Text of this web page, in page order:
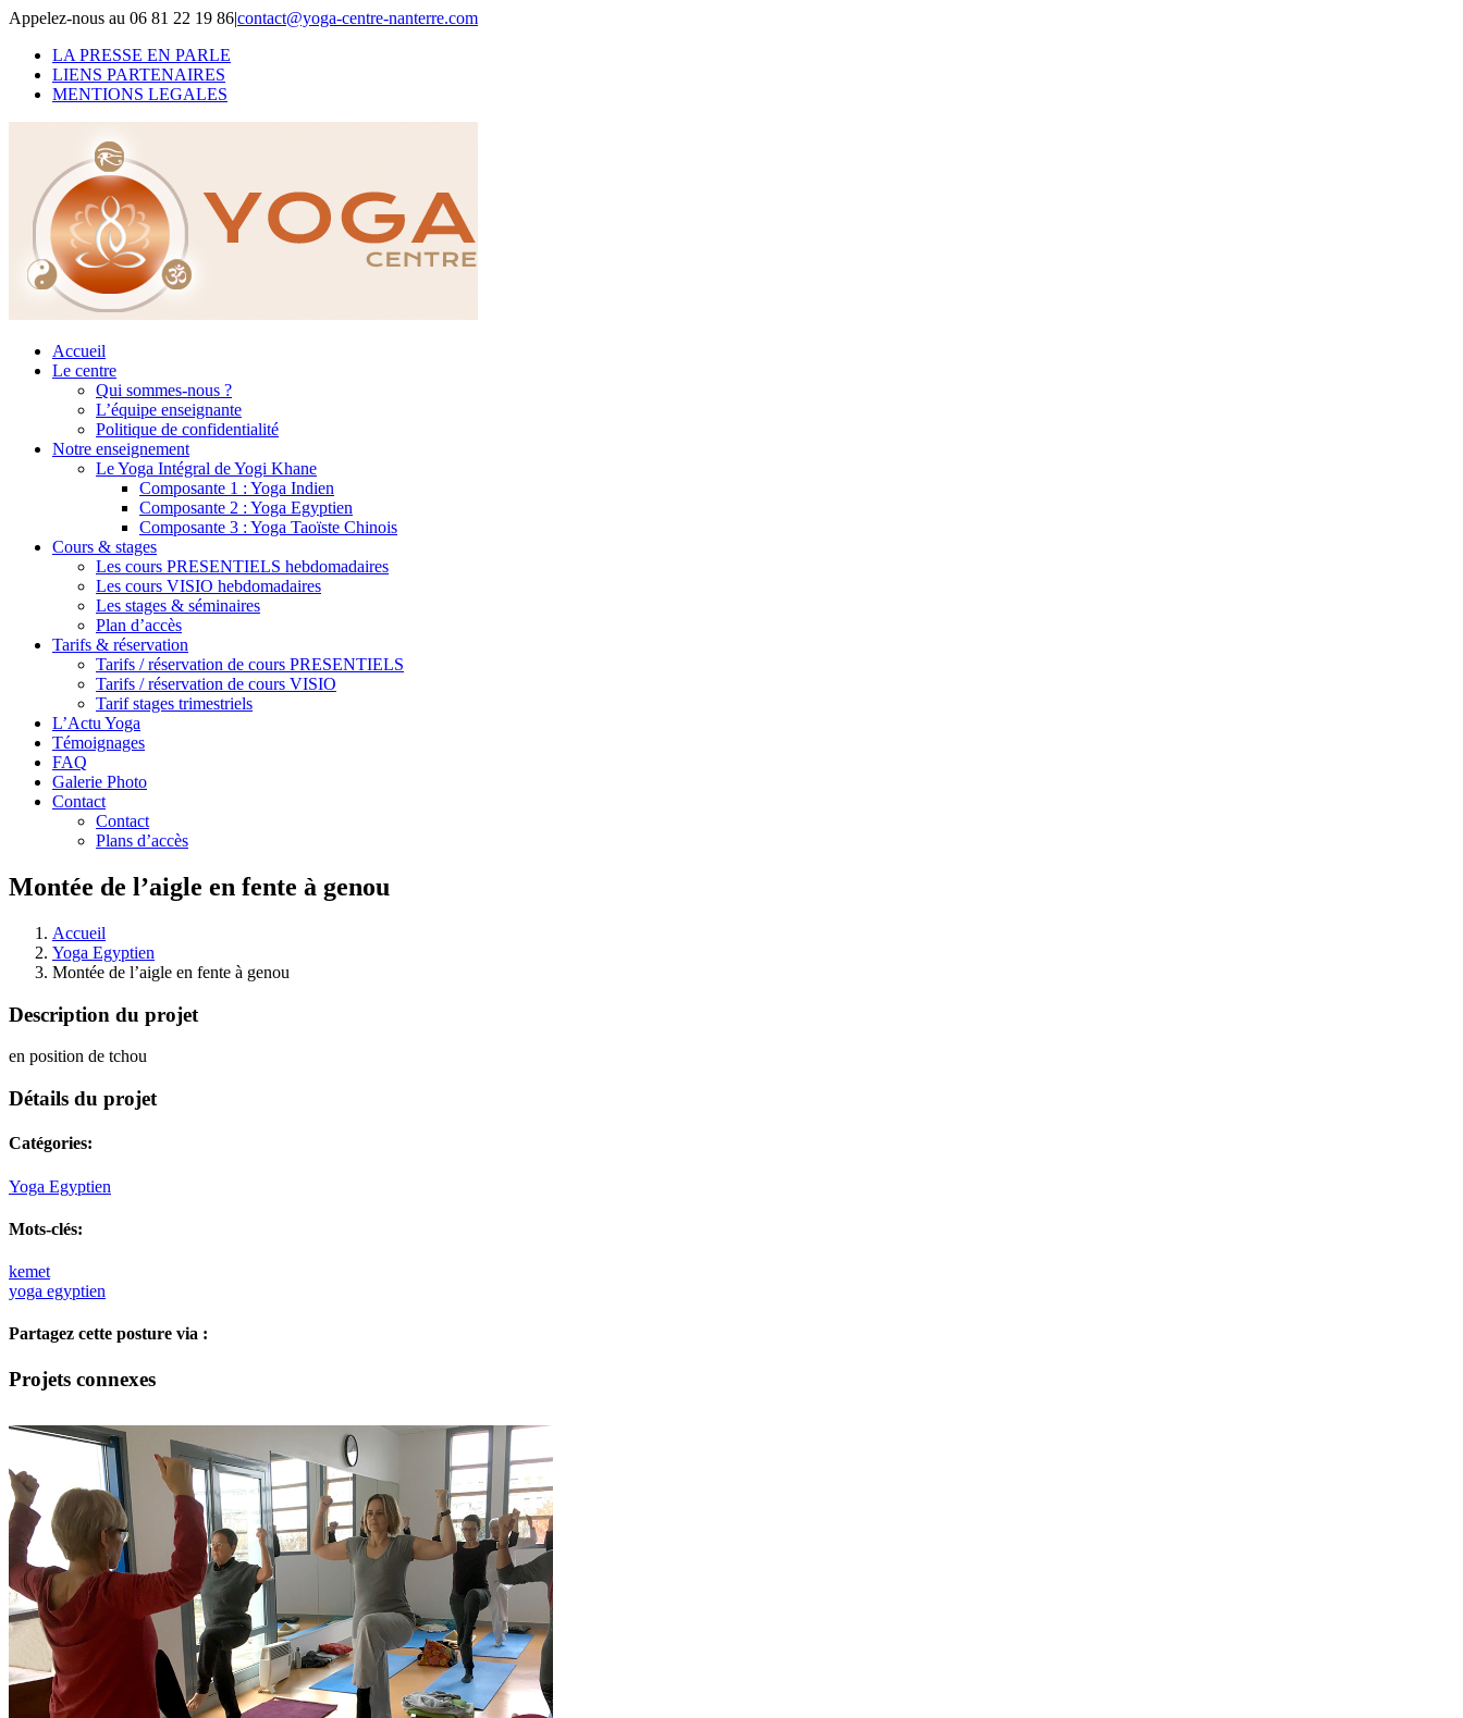
Skip
content
Appelez-nous au 06 81 22 19 86|contact@yoga-centre-nanterre.com
LA PRESSE EN PARLE
LIENS PARTENAIRES
MENTIONS LEGALES
Accueil
Le centre
Qui sommes-nous ?
L’équipe enseignante
Politique de confidentialité
Notre enseignement
Le Yoga Intégral de Yogi Khane
Composante 1 : Yoga Indien
Composante 2 : Yoga Egyptien
Composante 3 : Yoga Taoïste Chinois
Cours & stages
Les cours PRESENTIELS hebdomadaires
Les cours VISIO hebdomadaires
Les stages & séminaires
Plan d’accès
Tarifs & réservation
Tarifs / réservation de cours PRESENTIELS
Tarifs / réservation de cours VISIO
Tarif stages trimestriels
L’Actu Yoga
Témoignages
FAQ
Galerie Photo
Contact
Contact
Plans d’accès
Montée de l’aigle en fente à genou
Accueil
Yoga Egyptien
Montée de l’aigle en fente à genou
Description du projet
en position de tchou
Détails du projet
Catégories:
Yoga Egyptien
Mots-clés:
kemet
yoga egyptien
Partagez cette posture via :
Facebook
X
LinkedIn
Pinterest
Email
Projets connexes